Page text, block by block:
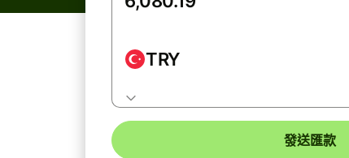
TRY
發送匯款